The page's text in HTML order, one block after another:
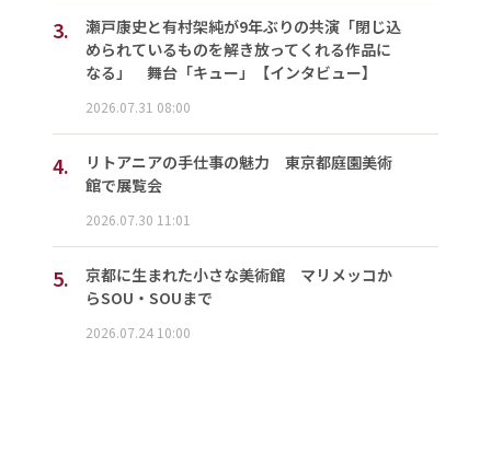
3.
瀬戸康史と有村架純が9年ぶりの共演「閉じ込
められているものを解き放ってくれる作品に
なる」 舞台「キュー」【インタビュー】
2026.07.31 08:00
4.
リトアニアの手仕事の魅力 東京都庭園美術
館で展覧会
2026.07.30 11:01
5.
京都に生まれた小さな美術館 マリメッコか
らSOU・SOUまで
2026.07.24 10:00